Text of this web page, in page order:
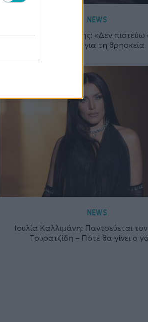
NEWS
Βλαδίμηρος Κυριακίδης: «Δεν
Όσα είπε για τη θρησκεία
NEWS
Ιουλία Καλλιμάνη: Παντρεύεται
Τουρατζίδη – Πότε θα γίνει ο